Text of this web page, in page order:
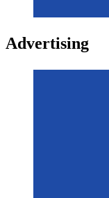
Advertising